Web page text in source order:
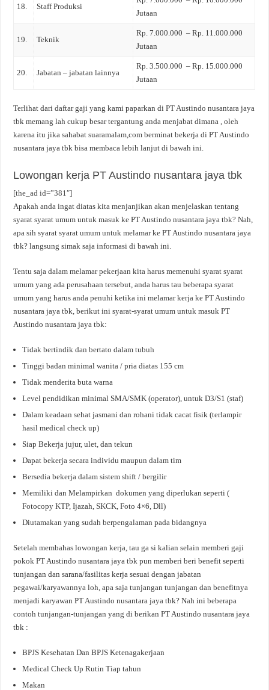
18. Staff Produksi
Jutaan
19. Teknik
Rp. 7.000.000 – Rp. 11.000.000
Jutaan
20. Jabatan – jabatan lainnya
Rp. 3.500.000 – Rp. 15.000.000
Jutaan
Terlihat dari daftar gaji yang kami paparkan di PT Austindo nusantara jaya
tbk memang lah cukup besar tergantung anda menjabat dimana , oleh
karena itu jika sahabat suaramalam,com berminat bekerja di PT Austindo
nusantara jaya tbk bisa membaca lebih lanjut di bawah ini.
Lowongan kerja PT Austindo nusantara jaya tbk
[the_ad id=”381″]
Apakah anda ingat diatas kita menjanjikan akan menjelaskan tentang
syarat syarat umum untuk masuk ke PT Austindo nusantara jaya tbk? Nah,
apa sih syarat syarat umum untuk melamar ke PT Austindo nusantara jaya
tbk? langsung simak saja informasi di bawah ini.
Tentu saja dalam melamar pekerjaan kita harus memenuhi syarat syarat
umum yang ada perusahaan tersebut, anda harus tau beberapa syarat
umum yang harus anda penuhi ketika ini melamar kerja ke PT Austindo
nusantara jaya tbk, berikut ini syarat-syarat umum untuk masuk PT
Austindo nusantara jaya tbk:
Tidak bertindik dan bertato dalam tubuh
Tinggi badan minimal wanita / pria diatas 155 cm
Tidak menderita buta warna
Level pendidikan minimal SMA/SMK (operator), untuk D3/S1 (staf)
Dalam keadaan sehat jasmani dan rohani tidak cacat fisik (terlampir
hasil medical check up)
Siap Bekerja jujur, ulet, dan tekun
Dapat bekerja secara individu maupun dalam tim
Bersedia bekerja dalam sistem shift / bergilir
Memiliki dan Melampirkan dokumen yang diperlukan seperti (
Fotocopy KTP, Ijazah, SKCK, Foto 4×6, Dll)
Diutamakan yang sudah berpengalaman pada bidangnya
Setelah membahas lowongan kerja, tau ga si kalian selain memberi gaji
pokok PT Austindo nusantara jaya tbk pun memberi beri benefit seperti
tunjangan dan sarana/fasilitas kerja sesuai dengan jabatan
pegawai/karyawannya loh, apa saja tunjangan tunjangan dan benefitnya
menjadi karyawan PT Austindo nusantara jaya tbk? Nah ini beberapa
contoh tunjangan-tunjangan yang di berikan PT Austindo nusantara jaya
tbk :
BPJS Kesehatan Dan BPJS Ketenagakerjaan
Medical Check Up Rutin Tiap tahun
Makan